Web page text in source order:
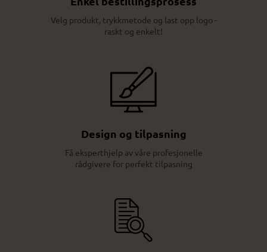
Velg produkt, trykkmetode og last opp logo -
raskt og enkelt!
Design og tilpasning
Få eksperthjelp av våre profesjonelle
rådgivere for perfekt tilpasning